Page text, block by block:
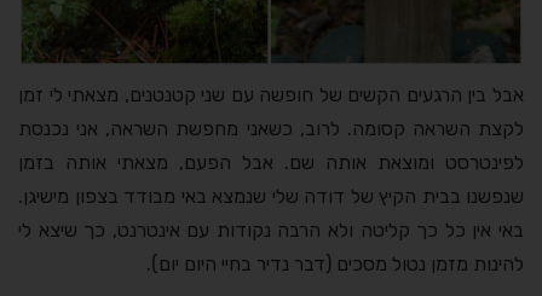
אבל בין הרגעים הקשים של חופשה עם שני קטנטנים, מצאתי לי זמן
לקצת השראה קסומה. לרוב, כשאני מחפשת השראה, אני נכנסת
לפינטרסט ומוצאת אותה שם. אבל הפעם, מצאתי אותה בזמן
שנפשנו בבית הקיץ של דודה שלי שנמצא באי מבודד בצפון מישיגן.
באי אין כל כך קליטה ולא הרבה נקודות עם אינטרנט, כך שיצא לי
להינות מזמן נטול מסכים (דבר נדיר בחיי היום יום).